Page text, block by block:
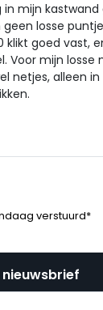
in mijn
losse
klikt goed vast,
Voor mijn
netjes, alleen
verstuurd*